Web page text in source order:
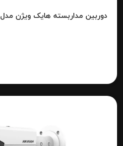
دوربین مداربسته هایک ویژن مدل DS-2CD2686G2-IZS